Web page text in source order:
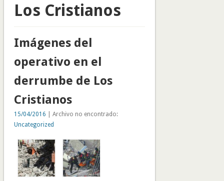
Los Cristianos
Imágenes del
operativo en el
derrumbe de Los
Cristianos
15/04/2016 | Archivo no encontrado:
Uncategorized